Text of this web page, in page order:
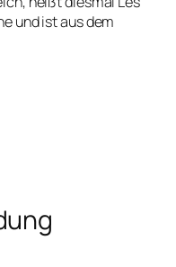
und ist aus dem